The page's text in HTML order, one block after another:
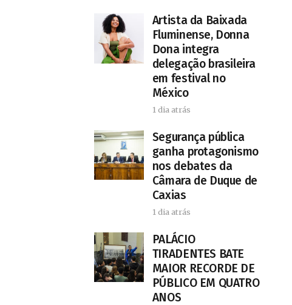
Artista da Baixada
Fluminense, Donna
Dona integra
delegação brasileira
em festival no
México
1 dia atrás
Segurança pública
ganha protagonismo
nos debates da
Câmara de Duque de
Caxias
1 dia atrás
PALÁCIO
TIRADENTES BATE
MAIOR RECORDE DE
PÚBLICO EM QUATRO
ANOS